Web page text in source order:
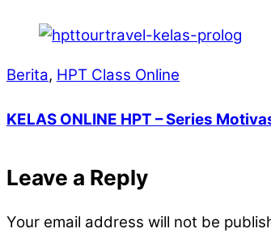
Berita, HPT Class Online
KELAS ONLINE HPT – Series
Leave a Reply
Your email address will not be